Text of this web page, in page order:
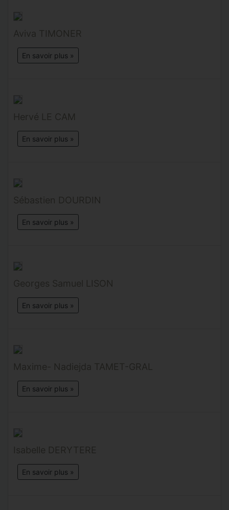
Aviva TIMONER
En savoir plus »
Hervé LE CAM
En savoir plus »
Sébastien DOURDIN
En savoir plus »
Georges Samuel LISON
En savoir plus »
Maxime- Nadiejda TAMET-GRAL
En savoir plus »
Isabelle DERYTERE
En savoir plus »